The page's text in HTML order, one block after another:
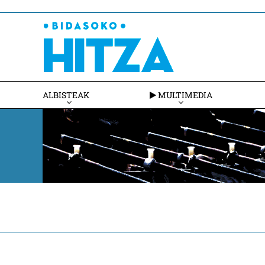
ALBISTEAK MULTIMEDIA